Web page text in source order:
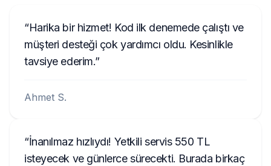
Harika bir hizmet! Kod ilk denemede çalıştı ve
müşteri desteği çok yardımcı oldu. Kesinlikle
tavsiye ederim.
Ahmet S.
İnanılmaz hızlıydı! Yetkili servis 550 TL
isteyecek ve günlerce sürecekti. Burada birkaç